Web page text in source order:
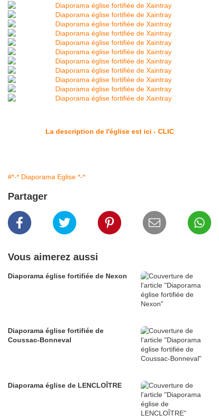
La description de l'église est ici - CLIC
#*-* Diaporama Eglise *-*
Partager
Vous aimerez aussi
Diaporama église fortifiée de Nexon
Diaporama église fortifiée de
Coussac-Bonneval
Diaporama église de LENCLOÎTRE